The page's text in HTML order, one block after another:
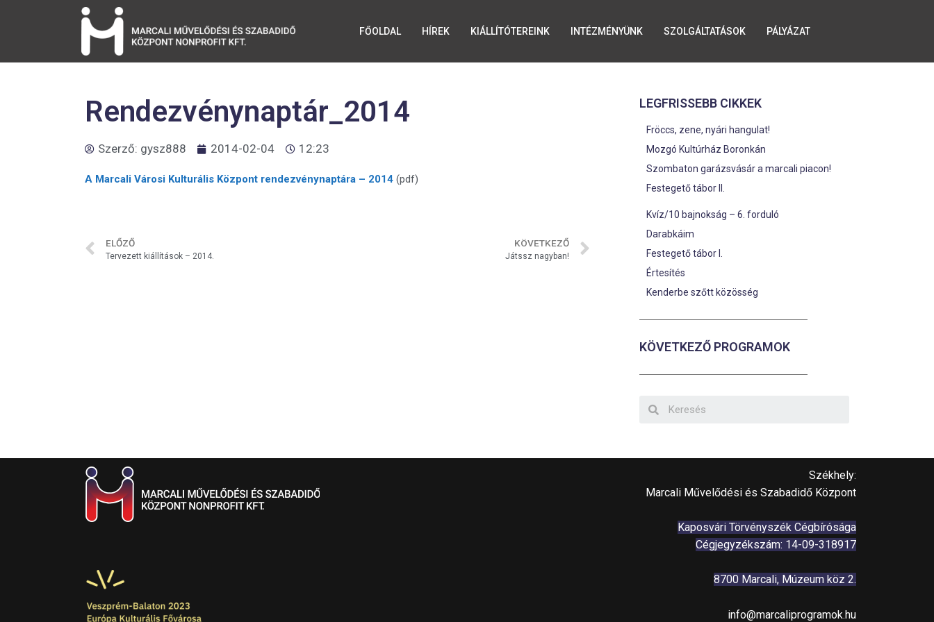
FŐOLDAL HÍREK KIÁLLÍTÓTEREINK INTÉZMÉNYÜNK SZOLGÁLTATÁSOK PÁLYÁZAT
Rendezvénynaptár_2014
Szerző: gysz888 2014-02-04 12:23
A Marcali Városi Kulturális Központ rendezvénynaptára – 2014 (pdf)
ELŐZŐ
Tervezett kiállítások – 2014.
KÖVETKEZŐ
Játssz nagyban!
LEGFRISSEBB CIKKEK
Fröccs, zene, nyári hangulat!
Mozgó Kultúrház Boronkán
Szombaton garázsvásár a marcali piacon!
Festegető tábor II.
Kvíz/10 bajnokság – 6. forduló
Darabkáim
Festegető tábor I.
Értesítés
Kenderbe szőtt közösség
KÖVETKEZŐ PROGRAMOK
Székhely:
Marcali Művelődési és Szabadidő Központ
Kaposvári Törvényszék Cégbírósága
Cégjegyzékszám: 14-09-318917
8700 Marcali, Múzeum köz 2.
info@marcaliprogramok.hu